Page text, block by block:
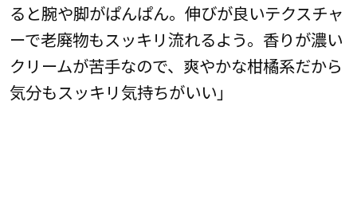
ると腕や脚がぱんぱん。伸びが良いテクスチャ
ーで老廃物もスッキリ流れるよう。香りが濃い
クリームが苦手なので、爽やかな柑橘系だから
気分もスッキリ気持ちがいい」